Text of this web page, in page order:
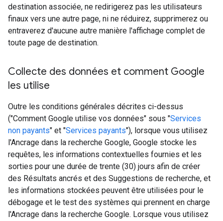
destination associée, ne redirigerez pas les utilisateurs
finaux vers une autre page, ni ne réduirez, supprimerez ou
entraverez d'aucune autre manière l'affichage complet de
toute page de destination.
Collecte des données et comment Google
les utilise
Outre les conditions générales décrites ci-dessus
("Comment Google utilise vos données" sous "Services
non payants" et "Services payants"), lorsque vous utilisez
l'Ancrage dans la recherche Google, Google stocke les
requêtes, les informations contextuelles fournies et les
sorties pour une durée de trente (30) jours afin de créer
des Résultats ancrés et des Suggestions de recherche, et
les informations stockées peuvent être utilisées pour le
débogage et le test des systèmes qui prennent en charge
l'Ancrage dans la recherche Google. Lorsque vous utilisez